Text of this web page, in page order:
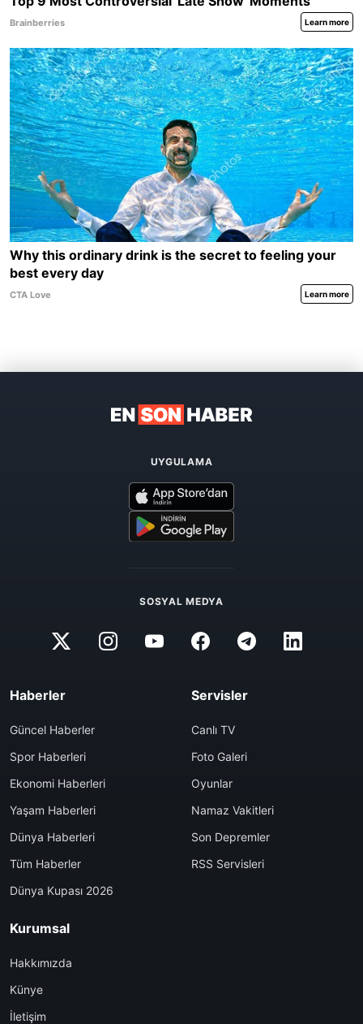
UYGULAMA
SOSYAL MEDYA
Haberler
Güncel Haberler
Spor Haberleri
Ekonomi Haberleri
Yaşam Haberleri
Dünya Haberleri
Tüm Haberler
Dünya Kupası 2026
Servisler
Canlı TV
Foto Galeri
Oyunlar
Namaz Vakitleri
Son Depremler
RSS Servisleri
Kurumsal
Hakkımızda
Künye
İletişim